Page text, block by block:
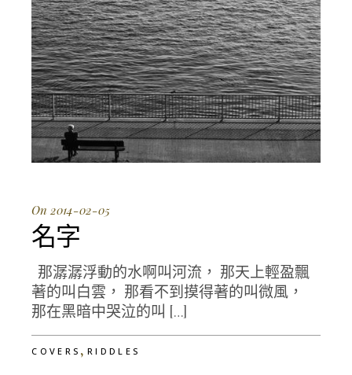
On 2014-02-05
名字
那潺潺浮動的水啊叫河流， 那天上輕盈飄
著的叫白雲， 那看不到摸得著的叫微風，
那在黑暗中哭泣的叫 […]
COVERS ,RIDDLES